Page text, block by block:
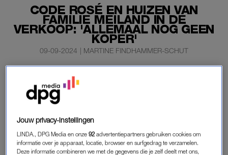
CODE ROSÉ EN HUIZEN VAN
FAMILIE MEILAND IN DE
VERKOOP: 'ALLEMAAL NOG GEEN
KOPER'
09-09-2024 | MARTINE FINDHAMMER-SCHUT
Dat Erica, Martien en Maxime verhuisdrang hebben,
moge duidelijk zijn. Ze hebben in korte tijd verschillende
plekken van ons land gezien. Ook nu staan de huizen
En ook pensionCode Rosézoekt een nieuwe eigenaar.
Jouw privacy-instellingen
LINDA., DPG Media en onze92 advertentiepartners gebruiken cookies om
informatie over je apparaat, locatie, browser en surfgedrag te verzamelen.
Deze informatie combineren we met de gegevens die je zelf deelt met ons,